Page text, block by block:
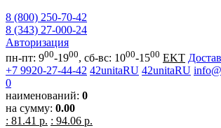
8 (800) 250-70-42
8 (343) 27-000-24
Авторизация
пн-пт: 900-1900, сб-вс: 1000-1500 EKT
+7 9920-27-44-42 42unitaRU 42unitaRU
0
наименований: 0
на сумму: 0.00
: 81.41 р. : 94.06 р.